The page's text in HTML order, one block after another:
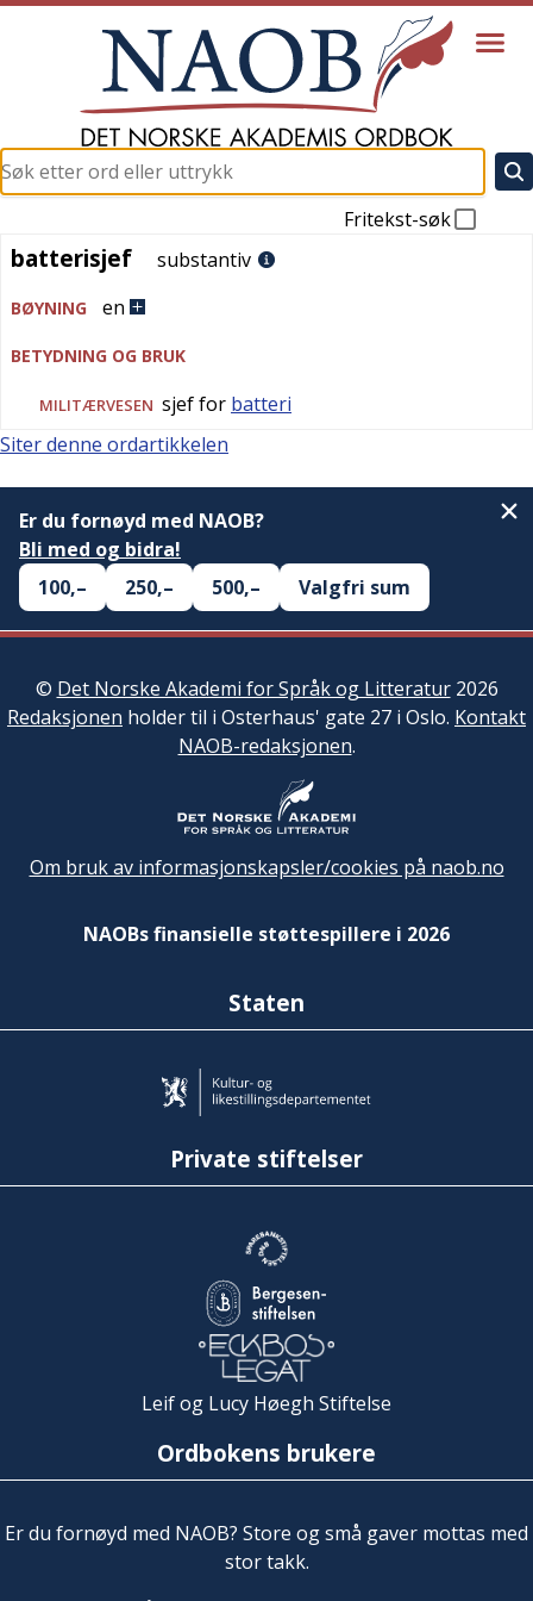
Fritekst-søk
batterisjef
batterisjef substantiv
BØYNING en
BETYDNING OG BRUK
MILITÆRVESEN sjef for batteri
Siter denne ordartikkelen
Er du fornøyd med NAOB?
Bli med og bidra!
100,–
250,– 500,– Valgfri sum
© Det Norske Akademi for Språk og Litteratur2026
Redaksjonen holder til i Osterhaus' gate 27 i Oslo. Kontakt
NAOB-redaksjonen.
Om bruk av informasjonskapsler/cookies på naob.no
NAOBs finansielle støttespillere i 2026
Staten
Private stiftelser
Leif og Lucy Høegh Stiftelse
Ordbokens brukere
Er du fornøyd med NAOB? Store og små gaver mottas med
stor takk.